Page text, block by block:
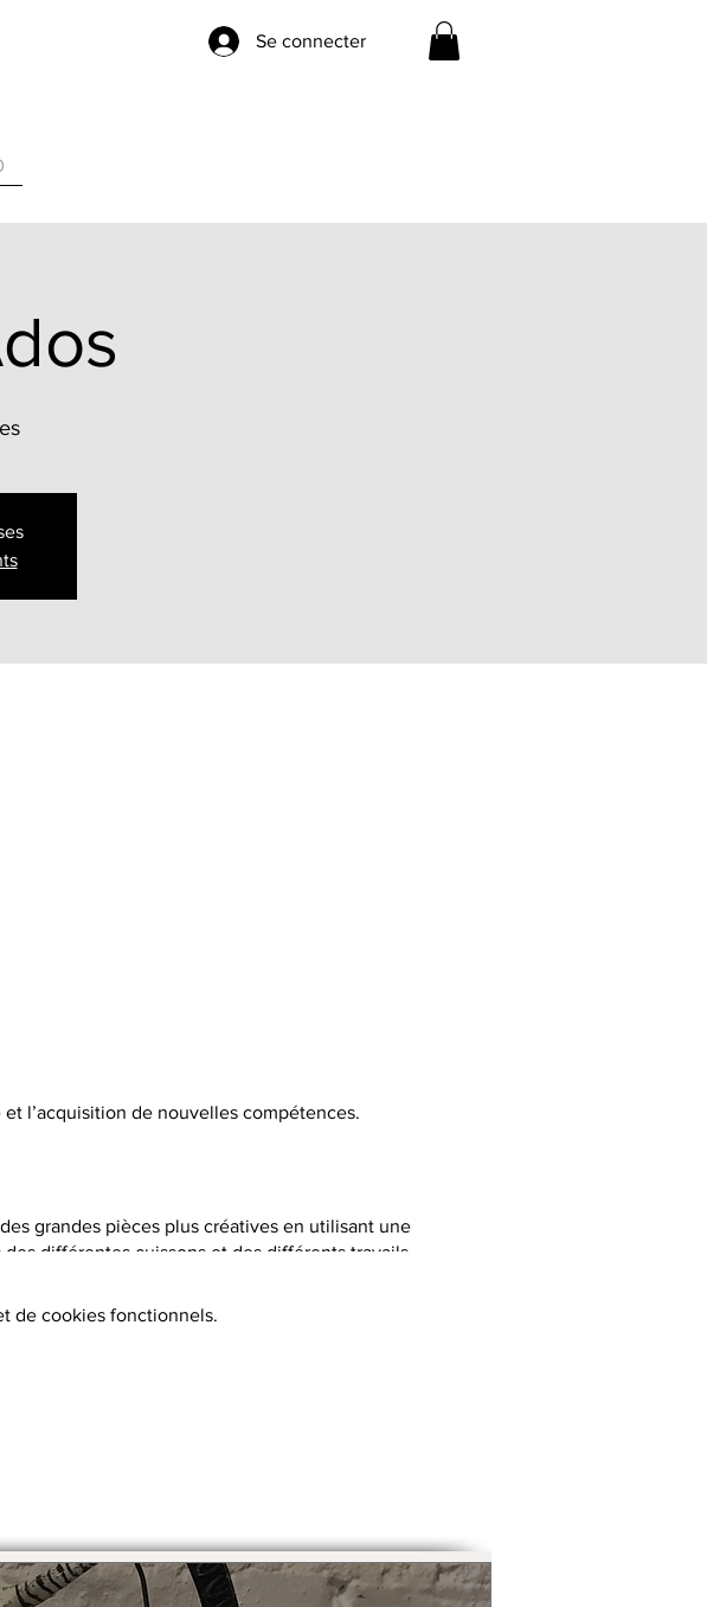
Se connecter
l’acquisition de nouvelles compétences.
grandes pièces plus créatives en utilisant une
différentes cuissons et des différents travails
15 engobes.
de cookies fonctionnels.